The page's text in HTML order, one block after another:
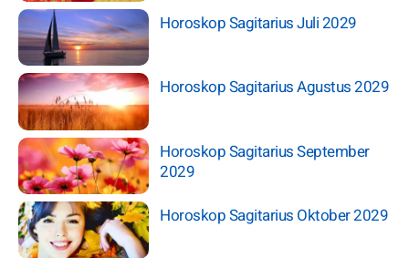
Horoskop Sagitarius Juli 2029
Horoskop Sagitarius Agustus 2029
Horoskop Sagitarius September
2029
Horoskop Sagitarius Oktober 2029